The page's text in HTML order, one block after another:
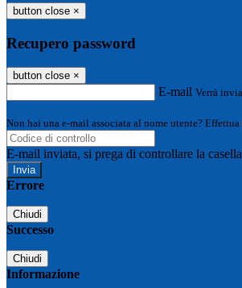
button close ×
Recupero password
button close ×
E-mail Verrà
Non hai una e-mail associata al nome utente?
E-mail inviata, si prega di controllare la
Errore
Chiudi
Successo
Chiudi
Informazione